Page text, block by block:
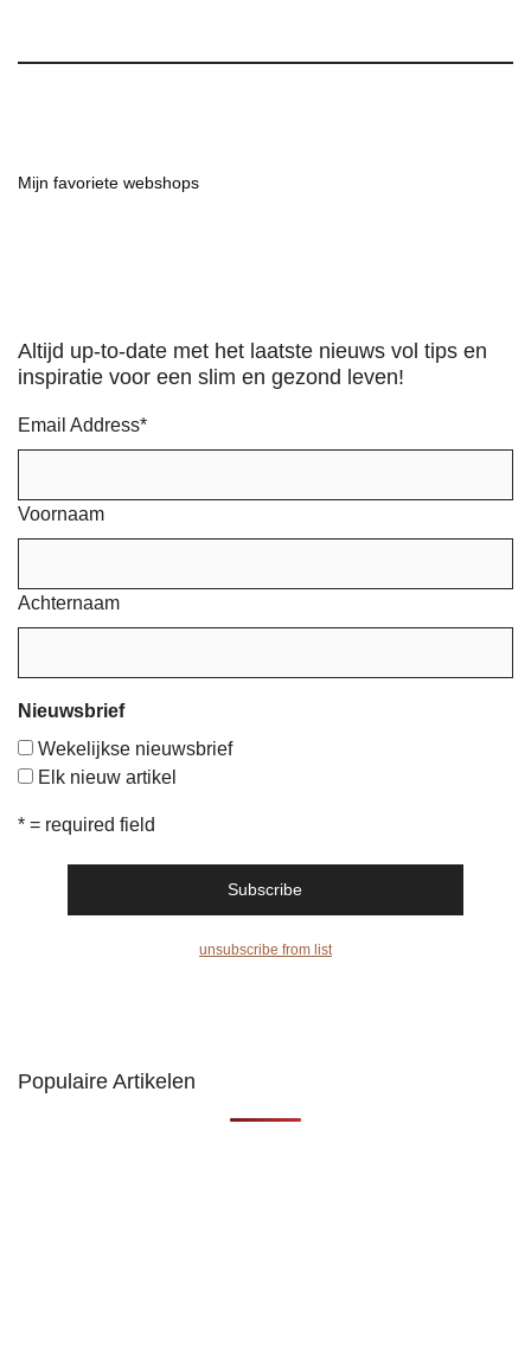
Mijn favoriete webshops
Altijd up-to-date met het laatste nieuws vol tips en
inspiratie voor een slim en gezond leven!
Email Address*
Voornaam
Achternaam
Nieuwsbrief
Wekelijkse nieuwsbrief
Elk nieuw artikel
* = required field
unsubscribe from list
Populaire Artikelen